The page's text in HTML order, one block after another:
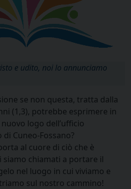
e udito, noi lo annunciamo
se non questa, tratta dalla
(1,3), potrebbe esprimere in
logo dell’ufficio
Cuneo-Fossano?
al cuore di ciò che è
siamo chiamati a portare il
nel luogo in cui viviamo e
sul nostro cammino!